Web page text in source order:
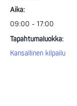
Aika:
09:00 - 17:00
Tapahtumaluokka:
Kansallinen kilpailu